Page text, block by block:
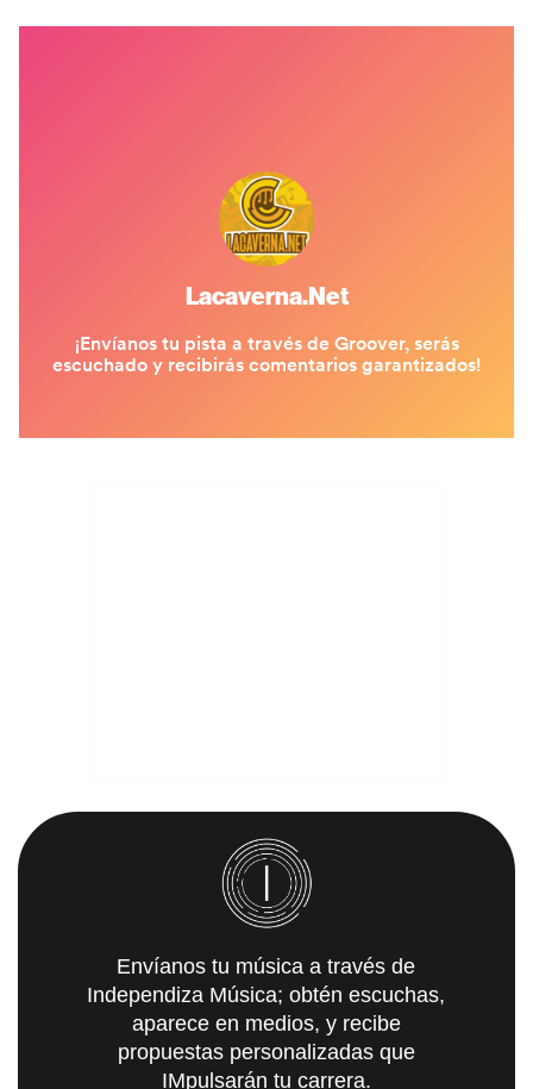
Envíanos tu música a través de
Independiza Música; obtén escuchas,
aparece en medios, y recibe
propuestas personalizadas que
IMpulsarán tu carrera.